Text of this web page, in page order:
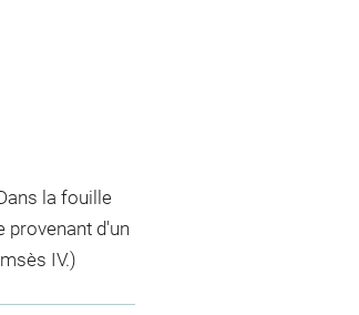
la fouille
provenant d'un
IV.)